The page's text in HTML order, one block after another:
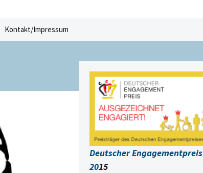
Kontakt/Impressum
Deutscher Engagementpreis
2015